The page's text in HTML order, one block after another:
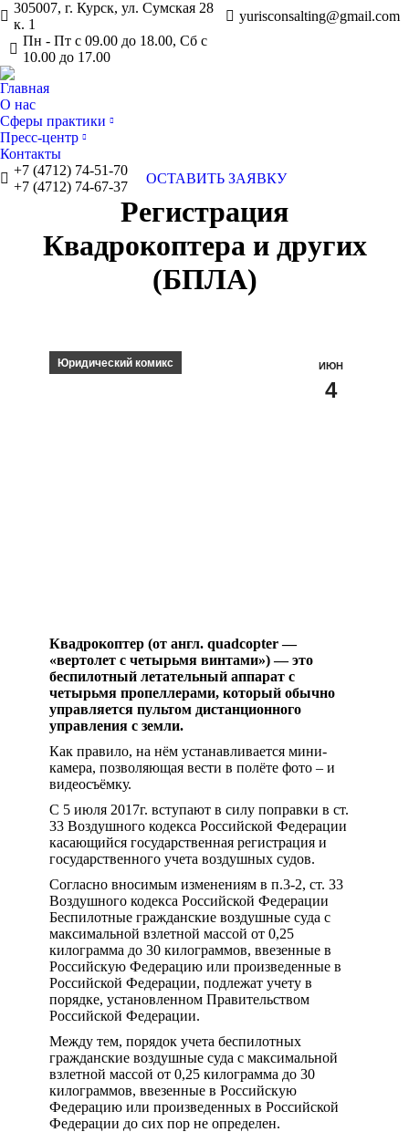
305007, г. Курск, ул. Сумская 28
к. 1
Пн - Пт с 09.00 до 18.00, Сб с
10.00 до 17.00
yurisconsalting@gmail.com
Главная
О нас
Сферы практики
Пресс-центр
Контакты
+7 (4712) 74-51-70
+7 (4712) 74-67-37
ОСТАВИТЬ ЗАЯВКУ
Регистрация
Квадрокоптера и других
(БПЛА)
ИЮН
4
Юридический комикс
Квадрокоптер (от англ. quadcopter —
«вертолет с четырьмя винтами») — это
беспилотный летательный аппарат с
четырьмя пропеллерами, который обычно
управляется пультом дистанционного
управления с земли.
Как правило, на нём устанавливается мини-
камера, позволяющая вести в полёте фото – и
видеосъёмку.
С 5 июля 2017г. вступают в силу поправки в ст.
33 Воздушного кодекса Российской Федерации
касающийся государственная регистрация и
государственного учета воздушных судов.
Согласно вносимым изменениям в п.3-2, ст. 33
Воздушного кодекса Российской Федерации
Беспилотные гражданские воздушные суда с
максимальной взлетной массой от 0,25
килограмма до 30 килограммов, ввезенные в
Российскую Федерацию или произведенные в
Российской Федерации, подлежат учету в
порядке, установленном Правительством
Российской Федерации.
Между тем, порядок учета беспилотных
гражданские воздушные суда с максимальной
взлетной массой от 0,25 килограмма до 30
килограммов, ввезенные в Российскую
Федерацию или произведенных в Российской
Федерации до сих пор не определен.